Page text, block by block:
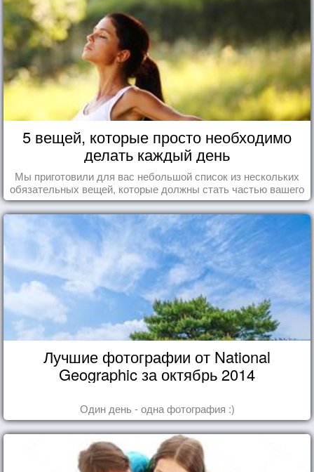
5 вещей, которые просто необходимо
делать каждый день
Мы приготовили для вас небольшой список из нескольких
обязательных вещей, которые должны стать частью вашего
дня.
Лучшие фотографии от National
Geographic за октябрь 2014
Один день - одна фотография :)